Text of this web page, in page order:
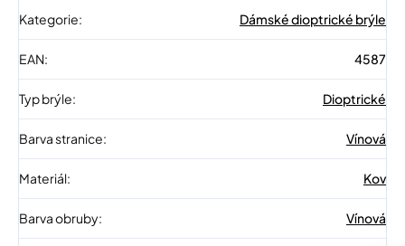
Kategorie: Dámské dioptrické brýle
EAN: 4587
Typ brýle: Dioptrické
Barva stranice: Vínová
Materiál: Kov
Barva obruby: Vínová